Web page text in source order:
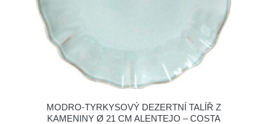
MODRO-TYRKYSOVÝ DEZERTNÍ TALÍŘ Z
KAMENINY Ø 21 CM ALENTEJO – COSTA